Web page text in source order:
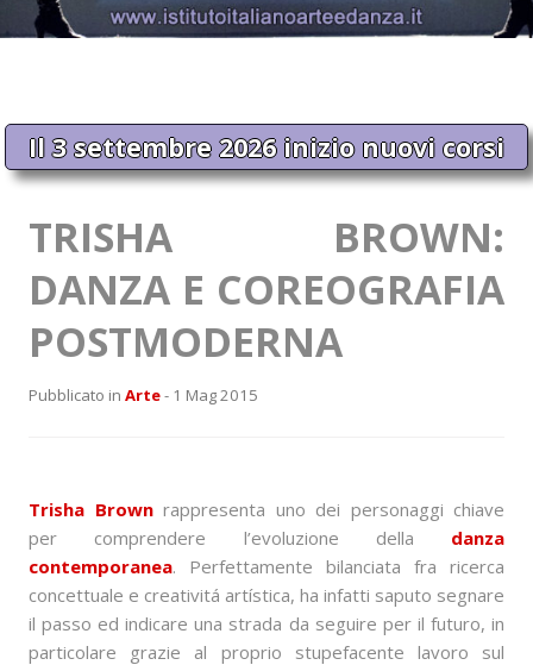
Il 3 settembre 2026 inizio nuovi corsi
TRISHA BROWN:
DANZA E COREOGRAFIA
POSTMODERNA
Pubblicato in Arte- 1 Mag 2015
Trisha Brownrappresenta uno dei personaggi chiave
per comprendere l’evoluzione della danza
contemporanea. Perfettamente bilanciata fra ricerca
concettuale e creativitá artística, ha infatti saputo segnare
il passo ed indicare una strada da seguire per il futuro, in
particolare grazie al proprio stupefacente lavoro sul